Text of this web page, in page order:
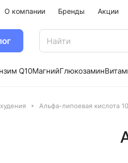
О компании Бренды Акции
Q10МагнийГлюкозамин
Альфа-липоевая кислота